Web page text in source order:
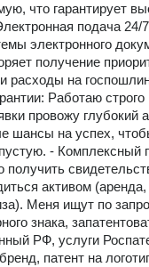
что гарантирует
подача 24/
электронного
получение
расходы на
Работаю строго
провожу глубокий
шансы на успех,
- Комплексный
получить
активом
Меня ищут по
знака,
РФ, услуги
патент на